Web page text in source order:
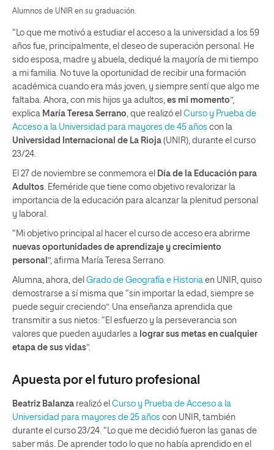
Alumnos de UNIR en su graduación.
“Lo que me motivó a estudiar el acceso a la universidad a los 59
años fue, principalmente, el deseo de superación personal. He
sido esposa, madre y abuela, dediqué la mayoría de mi tiempo
a mi familia. No tuve la oportunidad de recibir una formación
académica cuando era más joven, y siempre sentí que algo me
faltaba. Ahora, con mis hijos ya adultos, es mi momento”,
explica María Teresa Serrano , que realizó el Curso y Prueba de
Acceso a la Universidad para mayores de 45 años con la
Universidad Internacional de La Rioja (UNIR), durante el curso
23/24.
El 27 de noviembre se conmemora el Día de la Educación para
Adultos . Efeméride que tiene como objetivo revalorizar la
importancia de la educación para alcanzar la plenitud personal
y laboral.
“Mi objetivo principal al hacer el curso de acceso era abrirme
nuevas oportunidades de aprendizaje y crecimiento
personal ”, afirma María Teresa Serrano.
Alumna, ahora, del Grado de Geografía e Historia en UNIR, quiso
demostrarse a sí misma que “sin importar la edad, siempre se
puede seguir creciendo”. Una enseñanza aprendida que
transmitir a sus nietos: “El esfuerzo y la perseverancia son
valores que pueden ayudarles a lograr sus metas en cualquier
etapa de sus vidas”.
Apuesta por el futuro profesional
Beatriz Balanza realizó el Curso y Prueba de Acceso a la
Universidad para mayores de 25 años con UNIR, también
durante el curso 23/24. “Lo que me decidió fueron las ganas de
saber más. De aprender todo lo que no había aprendido en el